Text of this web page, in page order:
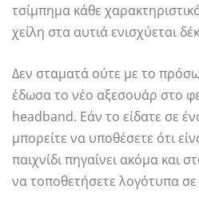
τσίμπημα κάθε
χείλη στα αυτιά ενισχύεται
Δεν σταματά ούτε με το
έδωσα το νέο αξεσουάρ στο
headband. Εάν το είδατε σε
μπορείτε να υποθέσετε ότι
παιχνίδι πηγαίνει ακόμα και
να τοποθετήσετε λογότυπα